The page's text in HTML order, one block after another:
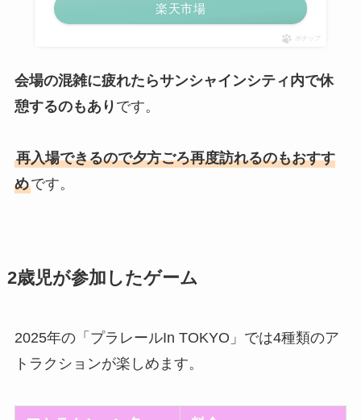
楽天市場
ポチップ
会場の混雑に疲れたらサンシャインシティ内で休
憩するのもあり です。
再入場できるので夕方ごろ再度訪れるのもおすす
めです。
2歳児が参加したゲーム
2025年の「プラレールIn TOKYO」では4種類のア
トラクションが楽しめます。